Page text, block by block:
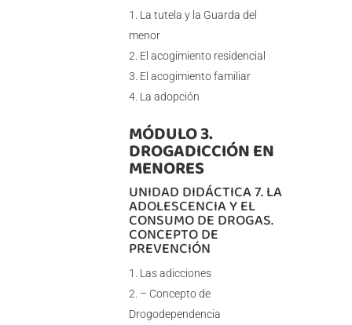
La tutela y la Guarda del
menor
El acogimiento residencial
El acogimiento familiar
La adopción
MÓDULO 3.
DROGADICCIÓN EN
MENORES
UNIDAD DIDÁCTICA 7. LA
ADOLESCENCIA Y EL
CONSUMO DE DROGAS.
CONCEPTO DE
PREVENCIÓN
Las adicciones
– Concepto de
Drogodependencia